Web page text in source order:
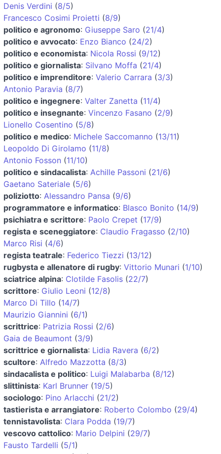
Denis Verdini (8/5)
Francesco Cosimi Proietti (8/9)
politico e agronomo: Giuseppe Saro (21/4)
politico e avvocato: Enzo Bianco (24/2)
politico e economista: Nicola Rossi (9/12)
politico e giornalista: Silvano Moffa (21/4)
politico e imprenditore: Valerio Carrara (3/3)
Antonio Paravia (8/7)
politico e ingegnere: Valter Zanetta (11/4)
politico e insegnante: Vincenzo Fasano (2/9)
Lionello Cosentino (5/8)
politico e medico: Michele Saccomanno (13/11)
Leopoldo Di Girolamo (11/8)
Antonio Fosson (11/10)
politico e sindacalista: Achille Passoni (21/6)
Gaetano Sateriale (5/6)
poliziotto: Alessandro Pansa (9/6)
programmatore e informatico: Blasco Bonito (14/9)
psichiatra e scrittore: Paolo Crepet (17/9)
regista e sceneggiatore: Claudio Fragasso (2/10)
Marco Risi (4/6)
regista teatrale: Federico Tiezzi (13/12)
rugbysta e allenatore di rugby: Vittorio Munari (1/10)
sciatrice alpina: Clotilde Fasolis (22/7)
scrittore: Giulio Leoni (12/8)
Marco Di Tillo (14/7)
Maurizio Giannini (6/1)
scrittrice: Patrizia Rossi (2/6)
Gaia de Beaumont (3/9)
scrittrice e giornalista: Lidia Ravera (6/2)
scultore: Alfredo Mazzotta (8/3)
sindacalista e politico: Luigi Malabarba (8/12)
slittinista: Karl Brunner (19/5)
sociologo: Pino Arlacchi (21/2)
tastierista e arrangiatore: Roberto Colombo (29/4)
tennistavolista: Clara Podda (19/7)
vescovo cattolico: Mario Delpini (29/7)
Fausto Tardelli (5/1)